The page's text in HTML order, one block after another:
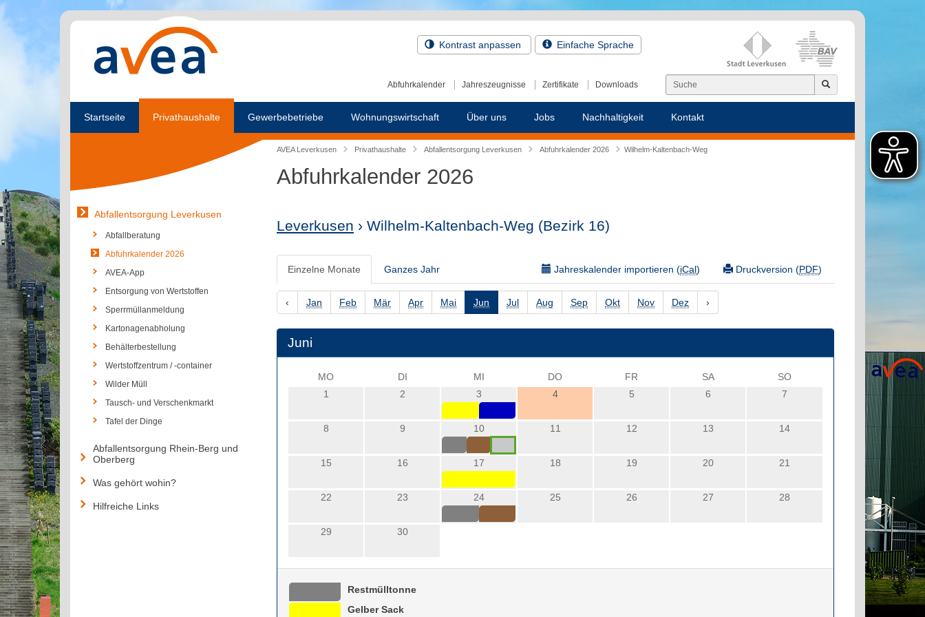
Kontrast anpassen Einfache Sprache
Abfuhrkalender Jahreszeugnisse Zertifikate Downloads
Startseite Privathaushalte Gewerbebetriebe Wohnungswirtschaft Über uns Jobs Nachhaltigkeit Kontakt
AVEA Leverkusen Privathaushalte Abfallentsorgung Leverkusen Abfuhrkalender 2026 Wilhelm-Kaltenbach-Weg
Abfuhrkalender 2026
Leverkusen › Wilhelm-Kaltenbach-Weg (Bezirk 16)
Einzelne Monate Ganzes Jahr Druckversion (PDF)
Jahreskalender importieren (iCal)
‹ Jan Feb Mär Apr Mai Jun Jul Aug Sep Okt Nov Dez ›
Juni
MO DI MI DO FR SA
SO
1
2 3 4 5 6 7
8 9 10 11 12 13 14
15 16 17 18 19 20 21
22 23 24 25 26 27 28
29 30
Restmülltonne
Gelber Sack
Abfallentsorgung Leverkusen
Abfallberatung
Abfuhrkalender 2026
AVEA-App
Entsorgung von Wertstoffen
Sperrmüllanmeldung
Kartonagenabholung
Behälterbestellung
Wertstoffzentrum / -container
Wilder Müll
Tausch- und Verschenkmarkt
Tafel der Dinge
Abfallentsorgung Rhein-Berg und
Oberberg
Was gehört wohin?
Hilfreiche Links